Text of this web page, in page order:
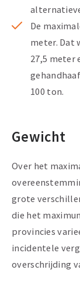
De
meter. Dat
27,5 meter
100 ton.
Gewicht
Over het
grote
die het
provincies
incidentele
overschrijding